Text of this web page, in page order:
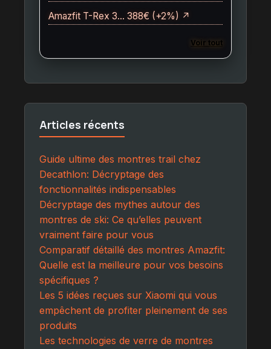
Amazfit T-Rex 3… 388€ (+2%) ↗
Voir tout
Articles récents
Guide ultime des montres trail chez
Decathlon: Décryptage des
fonctionnalités indispensables
Décryptage des mythes autour des
montres de ski: Ce qu’elles peuvent
vraiment faire pour vous
Comparatif détaillé des montres Amazfit:
Quelle est la meilleure pour vos besoins
spécifiques ?
Les 5 idées reçues sur Xiaomi qui vous
empêchent de profiter pleinement de ses
produits
Les technologies de verre de montres